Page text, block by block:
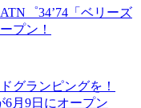
゜34’74「ベリーズ
プン！
グランピングを！
6月9日にオープン